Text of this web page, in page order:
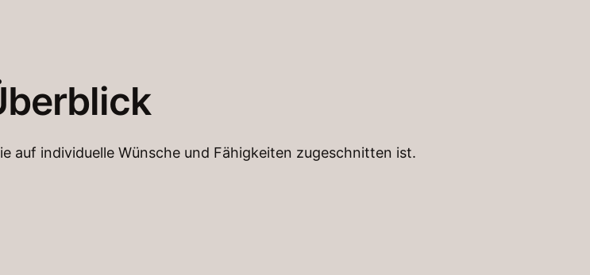
auf individuelle Wünsche und Fähigkeiten zugeschnitten ist.